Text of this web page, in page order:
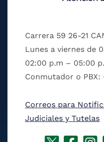
Carrera 59 26-21
Lunes a viernes de
02:00 p.m – 05:00
Conmutador o PBX:
Correos para
Judiciales y Tutelas